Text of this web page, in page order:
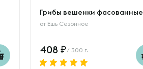
Грибы вешенки фасованные
от Ешь Сезонное
408 / 300 г.